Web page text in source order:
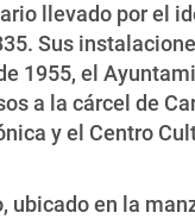
llevado por el
Sus
1955, el
a la cárcel de
y el Centro
ubicado en la